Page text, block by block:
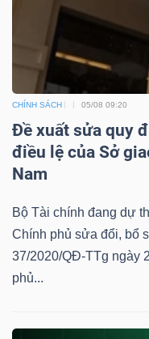
CHÍNH SÁCH 05/08 09:20
Đề xuất sửa quy
điều lệ của Sở
Nam
Bộ Tài chính đang dự
Chính phủ sửa đổi, bổ
37/2020/QĐ-TTg ngày
phủ...
chính
liệu
tài